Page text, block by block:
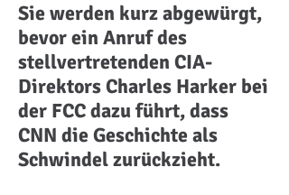
Sie werden kurz abgewürgt,
bevor ein Anruf des
stellvertretenden CIA-
Direktors Charles Harker bei
der FCC dazu führt, dass
CNN die Geschichte als
Schwindel zurückzieht.